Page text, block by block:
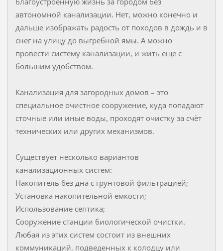
автономной канализации. Нет, можно конечно и
дальше изображать радость от походов в дождь и в
снег на улицу до выгребной ямы. А можно
провести систему канализации, и жить еще с
большим удобством.
Канализация для загородных домов – это
специальное очистное сооружение, куда попадают
сточные или иные воды, проходят очистку за счёт
технических или других механизмов.
Существует несколько вариантов
канализационных систем:
Накопитель без дна с грунтовой фильтрацией;
Установка накопительной емкости;
Использование септика;
Сооружение станции биологической очистки.
Любая из этих систем состоит из внешних
коммуникаций, подведенных к колодцу или